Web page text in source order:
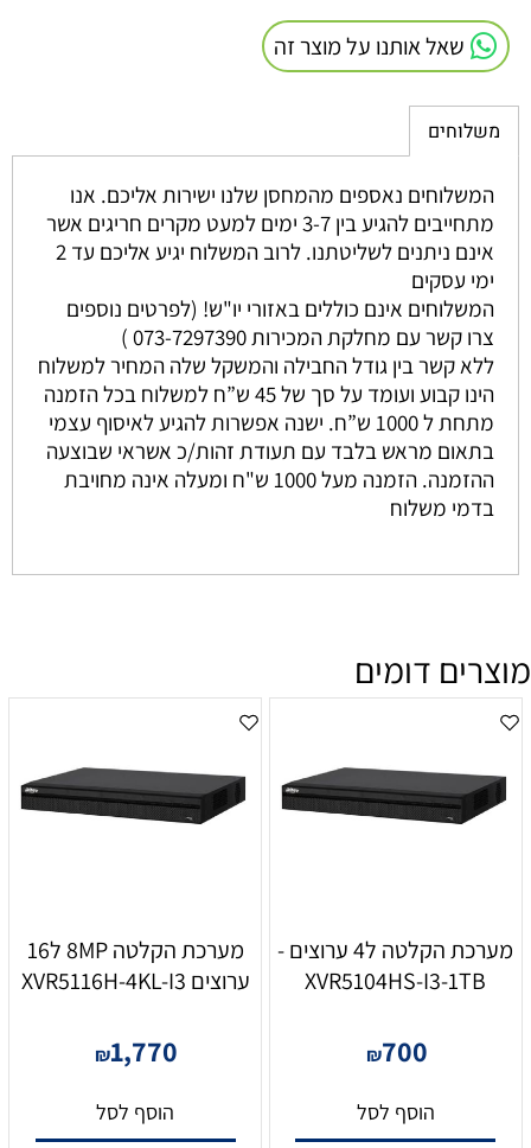
שאל אותנו על מוצר זה
משלוחים
המשלוחים נאספים מהמחסן שלנו ישירות אליכם. אנו
מתחייבים להגיע בין 3-7 ימים למעט מקרים חריגים אשר
אינם ניתנים לשליטתנו. לרוב המשלוח יגיע אליכם עד 2
ימי עסקים
המשלוחים אינם כוללים באזורי יו"ש! (לפרטים נוספים
צרו קשר עם מחלקת המכירות 073-7297390 )
ללא קשר בין גודל החבילה והמשקל שלה המחיר למשלוח
הינו קבוע ועומד על סך של 45 ש”ח למשלוח בכל הזמנה
מתחת ל 1000 ש”ח. ישנה אפשרות להגיע לאיסוף עצמי
בתאום מראש בלבד עם תעודת זהות/כ אשראי שבוצעה
ההזמנה. הזמנה מעל 1000 ש"ח ומעלה אינה מחויבת
בדמי משלוח
מוצרים דומים
מערכת הקלטה ל4 ערוצים -
XVR5104HS-I3-1TB
₪700
הוסף לסל
מערכת הקלטה 8MP ל16
ערוצים XVR5116H-4KL-I3
₪1,770
הוסף לסל